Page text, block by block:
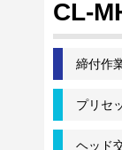
CL-
締付作
プリセ
ヘッド